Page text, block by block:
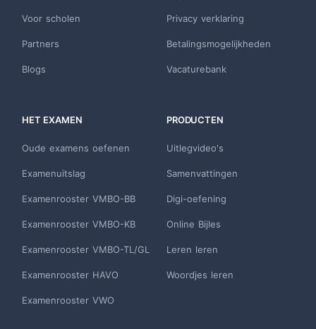
Voor scholen
Partners
Blogs
Privacy verklaring
Betalingsmogelijkheden
Vacaturebank
HET EXAMEN
Oude examens oefenen
Examenuitslag
Examenrooster VMBO-BB
Examenrooster VMBO-KB
Examenrooster VMBO-TL/GL
Examenrooster HAVO
Examenrooster VWO
PRODUCTEN
Uitlegvideo's
Samenvattingen
Digi-oefening
Online Bijles
Leren leren
Woordjes leren